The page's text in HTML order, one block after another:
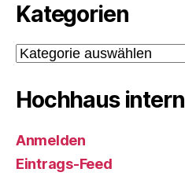
Kategorien
Kategorien
Hochhaus intern
Anmelden
Eintrags-Feed